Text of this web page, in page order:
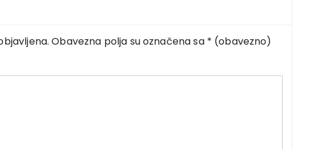
Obavezna polja su označena sa * (obavezno)